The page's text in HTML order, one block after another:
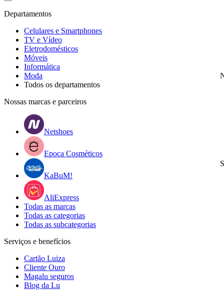
Departamentos
Celulares e Smartphones
TV e Vídeo
Eletrodomésticos
Móveis
Informática
Moda
Todos os departamentos
Nossas marcas e parceiros
Netshoes
Epoca Cosméticos
KaBuM!
AliExpress
Todas as marcas
Todas as categorias
Todas as subcategorias
Serviços e benefícios
Cartão Luiza
Cliente Ouro
Magalu seguros
Blog da Lu